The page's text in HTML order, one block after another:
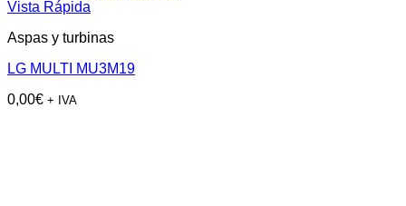
Vista Rápida
Aspas y turbinas
LG MULTI MU3M19
0,00€ + IVA